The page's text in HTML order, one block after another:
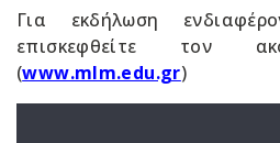
Για εκδήλωση
επισκεφθείτε τον
(www.mlm.edu.gr)